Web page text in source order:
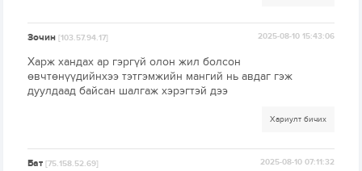
Зочин[103.57.94.17] 2025-08-10 15:43:06
Харж хандах ар гэргүй олон жил болсон
өвчтөнүүдийнхээ тэтгэмжийн мангий нь авдаг гэж
дуулдаад байсан шалгаж хэрэгтэй дээ
Хариулт бичих
Бат[75.158.52.69] 2025-08-10 07:11:32